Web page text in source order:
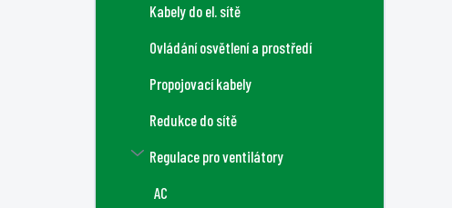
Kabely do el. sítě
Ovládání osvětlení a prostředí
Propojovací kabely
Redukce do sítě
Regulace pro ventilátory
AC